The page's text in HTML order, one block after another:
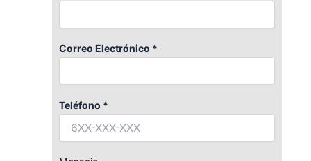
Correo Electrónico *
Teléfono *